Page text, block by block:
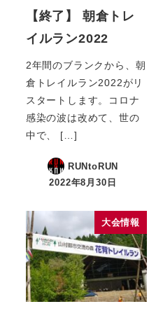
【終了】 朝倉トレ
イルラン2022
2年間のブランクから、朝
倉トレイルラン2022がリ
スタートします。コロナ
感染の波は改めて、世の
中で、 […]
RUNtoRUN
2022年8月30日
大会情報